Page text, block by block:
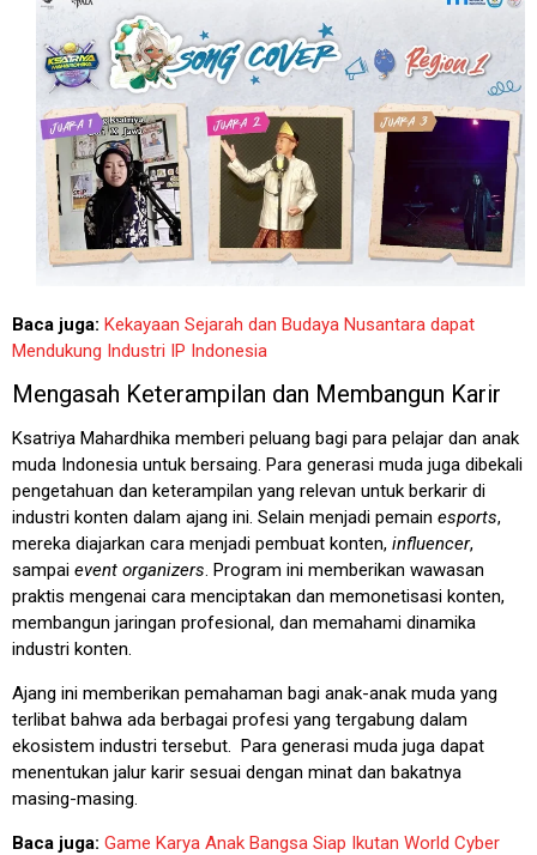
Baca juga: Kekayaan Sejarah dan Budaya Nusantara dapat
Mendukung Industri IP Indonesia
Mengasah Keterampilan dan Membangun Karir
Ksatriya Mahardhika memberi peluang bagi para pelajar dan anak
muda Indonesia untuk bersaing. Para generasi muda juga dibekali
pengetahuan dan keterampilan yang relevan untuk berkarir di
industri konten dalam ajang ini. Selain menjadi pemain esports,
mereka diajarkan cara menjadi pembuat konten, influencer,
sampai event organizers. Program ini memberikan wawasan
praktis mengenai cara menciptakan dan memonetisasi konten,
membangun jaringan profesional, dan memahami dinamika
industri konten.
Ajang ini memberikan pemahaman bagi anak-anak muda yang
terlibat bahwa ada berbagai profesi yang tergabung dalam
ekosistem industri tersebut. Para generasi muda juga dapat
menentukan jalur karir sesuai dengan minat dan bakatnya
masing-masing.
Baca juga: Game Karya Anak Bangsa Siap Ikutan World Cyber